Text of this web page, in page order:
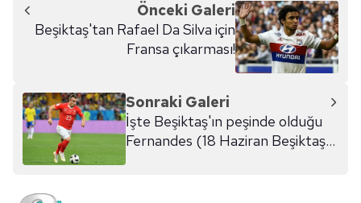
Önceki Galeri
Beşiktaş'tan Rafael Da Silva için
Fransa çıkarması!
Sonraki Galeri
İşte Beşiktaş'ın peşinde olduğu
Fernandes (18 Haziran Beşiktaş